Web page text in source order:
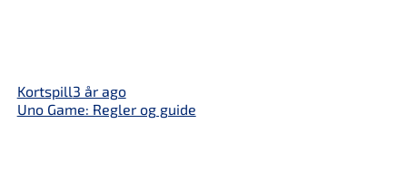
Kortspill3 år ago
Uno Game: Regler og guide